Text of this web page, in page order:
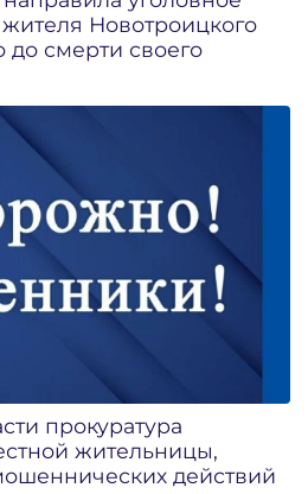
Новотроицкого
до смерти своего
прокуратура
жительницы,
действий